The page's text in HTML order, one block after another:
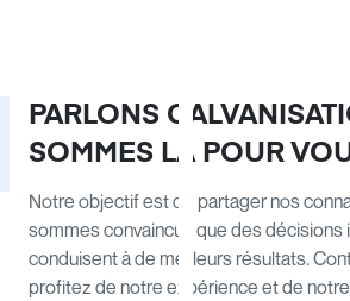
PARLONS
SOMMES LÀ POUR
Notre objectif est de partager nos
sommes convaincus que des décisions
conduisent à de meilleurs résultats.
profitez de notre expérience et de